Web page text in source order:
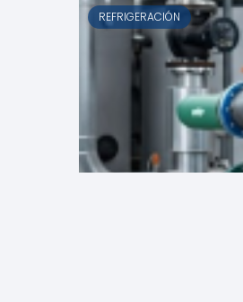
REFRIGERACIÓN